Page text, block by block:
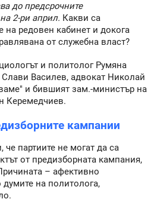
до предсрочните
2-ри април. Какви са
на редовен кабинет и докога
от служебна власт?
и политолог Румяна
Василев, адвокат Николай
и бившият зам.-министър на
Керемедчиев.
кампании
партиите не могат да са
от предизборната кампания,
– афективно
думите на политолога,